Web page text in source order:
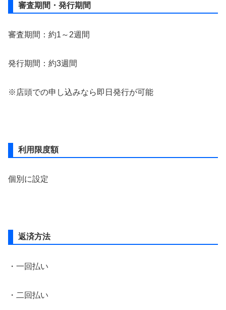
審査期間・発行期間
審査期間：約1～2週間
発行期間：約3週間
※店頭での申し込みなら即日発行が可能
利用限度額
個別に設定
返済方法
・一回払い
・二回払い